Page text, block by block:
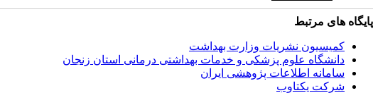
پایگاه های مرتبط
کمیسیون نشریات وزارت بهداشت
دانشگاه‌ علوم‌ پزشکی‌ و خدمات‌ بهداشتی‌ درمانی‌ استان‌ زنجان
سامانه اطلاعات پژوهشی ایران
شرکت یکتاوب